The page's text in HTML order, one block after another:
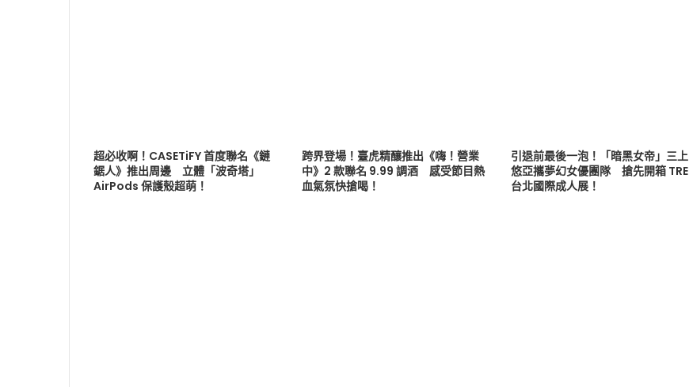
超必收啊！CASETiFY 首度聯名《鏈
鋸人》推出周邊 立體「波奇塔」
AirPods 保護殼超萌！
跨界登場！臺虎精釀推出《嗨！營業
中》2 款聯名 9.99 調酒 感受節目熱
血氣氛快搶喝！
引退前最後一泡！「暗黑女帝」三上
悠亞攜夢幻女優團隊 搶先開箱 TRE
台北國際成人展！